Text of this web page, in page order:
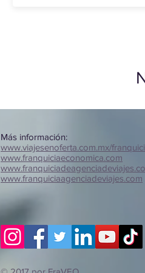
Más información:
www.viajesenoferta.com.mx/
www.franquiciaeconomica.com
www.franquiciaagenciadeviajes.com